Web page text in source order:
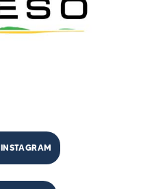
INSTAGRAM